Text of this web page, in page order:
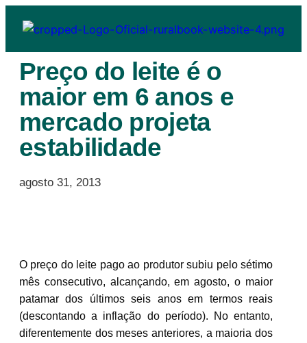
Preço do leite é o
maior em 6 anos e
mercado projeta
estabilidade
agosto 31, 2013
O preço do leite pago ao produtor subiu pelo sétimo
mês consecutivo, alcançando, em agosto, o maior
patamar dos últimos seis anos em termos reais
(descontando a inflação do período). No entanto,
diferentemente dos meses anteriores, a maioria dos